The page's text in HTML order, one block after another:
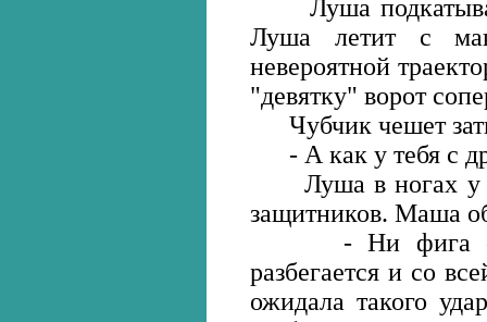
Луша
Луша летит с
невероятной
"девятку" ворот
Чубчик чешет
- А как у тебя с
Луша в ногах у
защитников. Маша
- Ни фига
разбегается и со
ожидала такого